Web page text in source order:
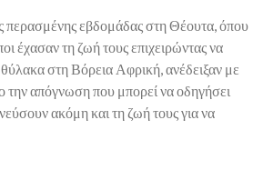
περασμένης εβδομάδας στη Θέουτα, όπου
έχασαν τη ζωή τους επιχειρώντας να
στη Βόρεια Αφρική, ανέδειξαν με
την απόγνωση που μπορεί να οδηγήσει
ακόμη και τη ζωή τους για να